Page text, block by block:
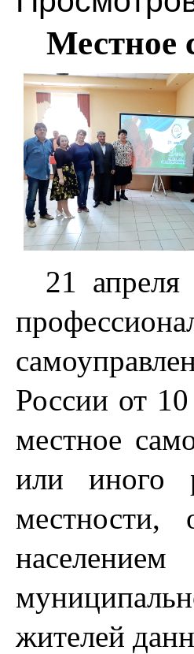
Местное
21
России от
местное
или иного
местности,
жителей